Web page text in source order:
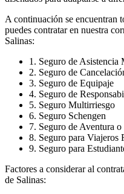
A continuación se encuentran
puedes contratar en nuestra
Salinas:
1. Seguro de Asistencia
2. Seguro de
3. Seguro de Equipaje
4. Seguro de
5. Seguro Multirriesgo
6. Seguro Schengen
7. Seguro de Aventura
8. Seguro para Viajeros
9. Seguro para
Factores a considerar al
de Salinas: